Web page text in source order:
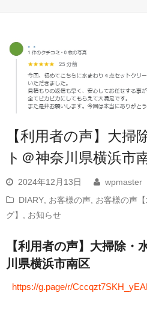
【利用者の声】大掃
ト＠神奈川県横浜市
2024年12月13日
wpmaster
DIARY お客様の声 お客様の声
グ】
お知らせ
【利用者の声】大掃除・
川県横浜市南区
https://g.page/r/